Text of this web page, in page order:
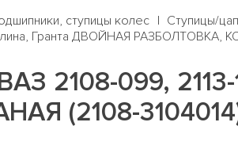
ступицы колес
Ступицы/
Гранта ДВОЙНАЯ РАЗБОЛТОВКА,
2108-099,
(2108-